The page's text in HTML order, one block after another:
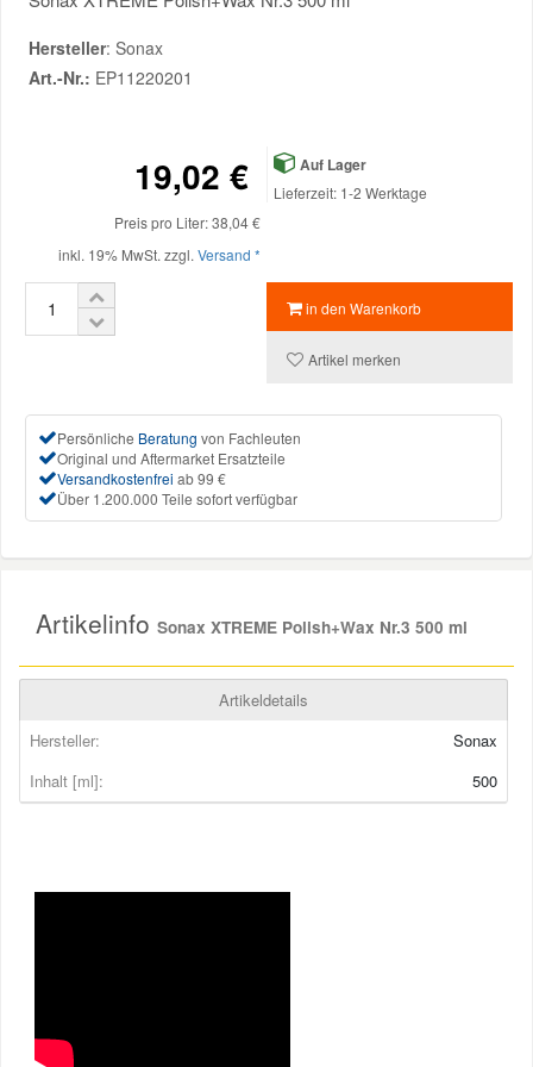
Hersteller: Sonax
Art.-Nr.: EP11220201
19,02 €
Preis pro Liter: 38,04 €
inkl. 19% MwSt. zzgl. Versand *
Auf Lager
Lieferzeit: 1-2 Werktage
in den Warenkorb
Artikel merken
Persönliche Beratung von Fachleuten
Original und Aftermarket Ersatzteile
Versandkostenfrei ab 99 €
Über 1.200.000 Teile sofort verfügbar
Artikelinfo Sonax XTREME Polish+Wax Nr.3 500 ml
Artikeldetails
Hersteller:
Sonax
Inhalt [ml]:
500
Mazda Ersatzteile
Mini Ersatzteile
Mitsubishi Ersatzteile
Nissan Ersatzteile
Seat Ersatzteile
Skoda Ersatzteile
Suzuki Ersatzteile
Toyota Ersatzteile
Vauxhall Ersatzteile